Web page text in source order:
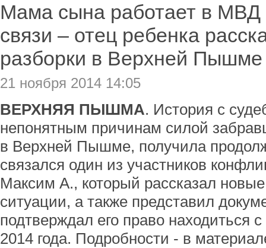
Мама сына работает в МВД
связи – отец ребенка
разборки в Верхней Пышме
21 ноября 2014 14:05
ВЕРХНЯЯ ПЫШМА. История с
непонятным причинам силой
в Верхней Пышме, получила
связался один из участников
Максим А., который рассказал
ситуации, а также представил
подтверждал его право находиться
2014 года. Подробности - в